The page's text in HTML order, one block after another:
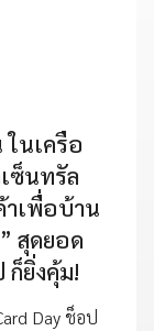
นเครือ
ซ็นทรัล
าเพื่อบ้าน
สุดยอด
ก็ยิ่งคุ้ม!
Day ช็อป